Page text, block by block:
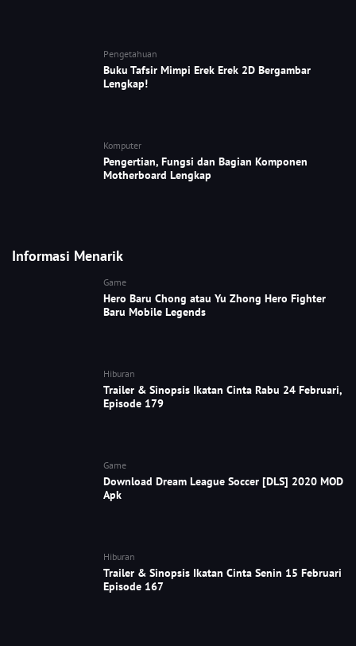
Pengetahuan
Buku Tafsir Mimpi Erek Erek 2D Bergambar
Lengkap!
Komputer
Pengertian, Fungsi dan Bagian Komponen
Motherboard Lengkap
Informasi Menarik
Game
Hero Baru Chong atau Yu Zhong Hero Fighter
Baru Mobile Legends
Hiburan
Trailer & Sinopsis Ikatan Cinta Rabu 24 Februari,
Episode 179
Game
Download Dream League Soccer [DLS] 2020 MOD
Apk
Hiburan
Trailer & Sinopsis Ikatan Cinta Senin 15 Februari
Episode 167